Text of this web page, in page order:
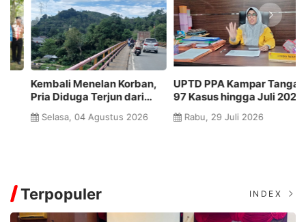
UPTD PPA Kampar Tangani
97 Kasus hingga Juli 2026
Rabu, 29 Juli 2026
DPPKBP3A Kampar Gelar
Jambore TPK HEBAT 2026,
Perkuat Kapasitas Tim
Pendamping Keluarga
Rabu, 29 Juli 2026
Terpopuler INDEX